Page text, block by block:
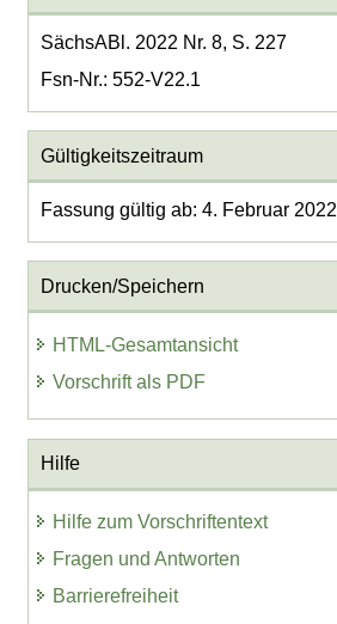
SächsABl. 2022 Nr. 8, S. 227
Fsn-Nr.: 552-V22.1
Gültigkeitszeitraum
Fassung gültig ab: 4. Februar 2022
Drucken/Speichern
HTML-Gesamtansicht
Vorschrift als PDF
Hilfe
Hilfe zum Vorschriftentext
Fragen und Antworten
Barrierefreiheit